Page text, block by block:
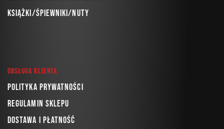
Książki/Śpiewniki/Nuty
Obsługa klienta
Polityka prywatności
Regulamin sklepu
Dostawa i płatność